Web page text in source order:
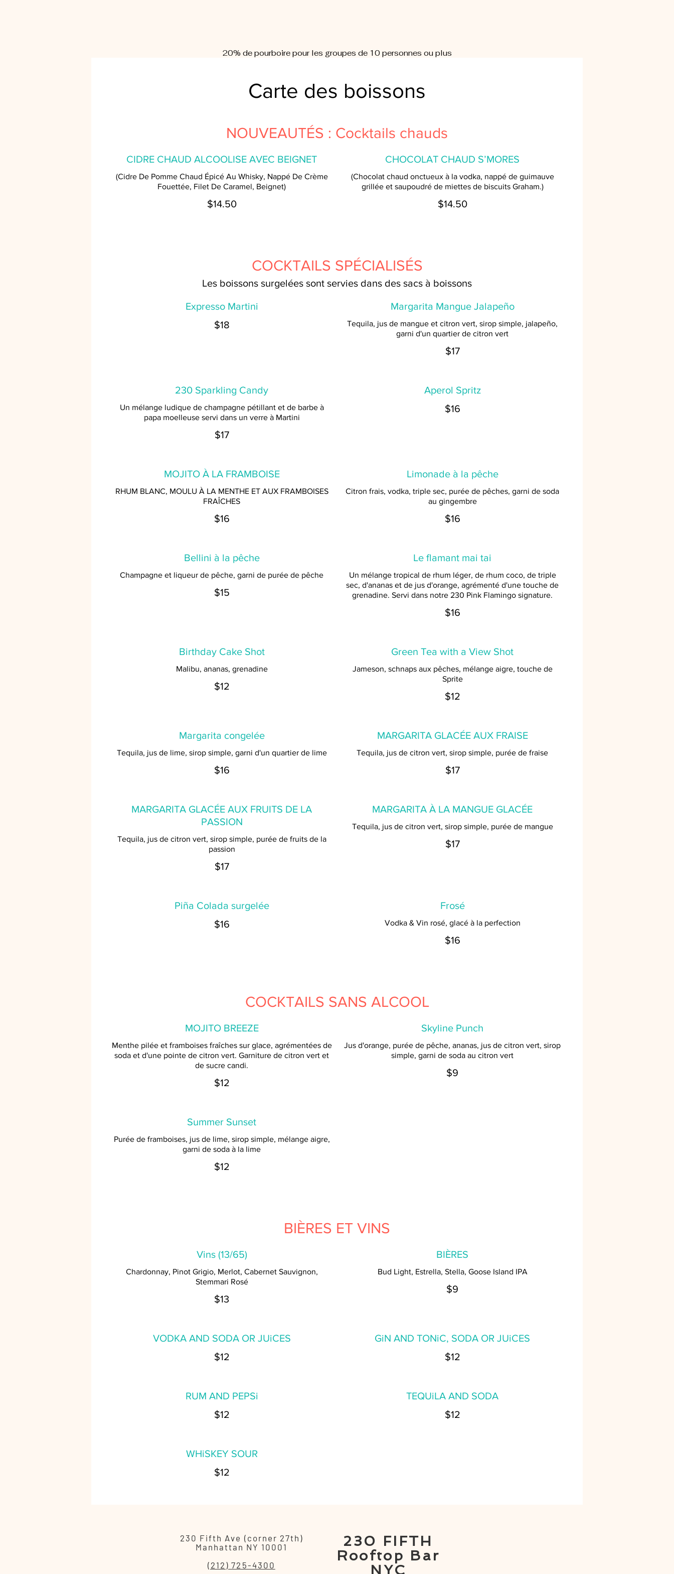
20% de pourboire pour les groupes de 10 personnes ou plus
Carte des boissons
NOUVEAUTÉS : Cocktails chauds
CIDRE CHAUD ALCOOLISE AVEC BEIGNET
(Cidre De Pomme Chaud Épicé Au Whisky, Nappé De Crème
Fouettée, Filet De Caramel, Beignet)
$14.50
CHOCOLAT CHAUD S’MORES
(Chocolat chaud onctueux à la vodka, nappé de guimauve
grillée et saupoudré de miettes de biscuits Graham.)
$14.50
COCKTAILS SPÉCIALISÉS
Les boissons surgelées sont servies dans des sacs à boissons
Expresso Martini
$18
Margarita Mangue Jalapeño
Tequila, jus de mangue et citron vert, sirop simple, jalapeño,
garni d'un quartier de citron vert
$17
230 Sparkling Candy
Un mélange ludique de champagne pétillant et de barbe à
papa moelleuse servi dans un verre à Martini
$17
Aperol Spritz
$16
MOJITO À LA FRAMBOISE
RHUM BLANC, MOULU À LA MENTHE ET AUX FRAMBOISES
FRAÎCHES
$16
Limonade à la pêche
Citron frais, vodka, triple sec, purée de pêches, garni de soda
au gingembre
$16
Bellini à la pêche
Champagne et liqueur de pêche, garni de purée de pêche
$15
Le flamant mai tai
Un mélange tropical de rhum léger, de rhum coco, de triple
sec, d'ananas et de jus d'orange, agrémenté d'une touche de
grenadine. Servi dans notre 230 Pink Flamingo signature.
$16
Birthday Cake Shot
Malibu, ananas, grenadine
$12
Green Tea with a View Shot
Jameson, schnaps aux pêches, mélange aigre, touche de
Sprite
$12
Margarita congelée
Tequila, jus de lime, sirop simple, garni d'un quartier de lime
$16
MARGARITA GLACÉE AUX FRAISE
Tequila, jus de citron vert, sirop simple, purée de fraise
$17
MARGARITA GLACÉE AUX FRUITS DE LA
PASSION
Tequila, jus de citron vert, sirop simple, purée de fruits de la
passion
$17
MARGARITA À LA MANGUE GLACÉE
Tequila, jus de citron vert, sirop simple, purée de mangue
$17
Piña Colada surgelée
$16
Frosé
Vodka & Vin rosé, glacé à la perfection
$16
COCKTAILS SANS ALCOOL
MOJITO BREEZE
Menthe pilée et framboises fraîches sur glace, agrémentées de
soda et d'une pointe de citron vert. Garniture de citron vert et
de sucre candi.
$12
Skyline Punch
Jus d'orange, purée de pêche, ananas, jus de citron vert, sirop
simple, garni de soda au citron vert
$9
Summer Sunset
Purée de framboises, jus de lime, sirop simple, mélange aigre,
garni de soda à la lime
$12
BIÈRES ET VINS
Vins (13/65)
Chardonnay, Pinot Grigio, Merlot, Cabernet Sauvignon,
Stemmari Rosé
$13
BIÈRES
Bud Light, Estrella, Stella, Goose Island IPA
$9
VODKA AND SODA OR JUiCES
$12
GiN AND TONiC, SODA OR JUiCES
$12
RUM AND PEPSi
$12
TEQUiLA AND SODA
$12
WHiSKEY SOUR
$12
230 FIFTH
Rooftop Bar
NYC
230 Fifth Ave (corner 27th)
Manhattan NY 10001
(212) 725-4300